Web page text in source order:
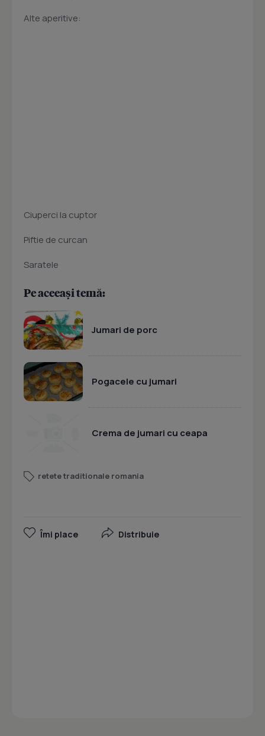
Alte aperitive:
Ciuperci la cuptor
Piftie de curcan
Saratele
Pe aceeași temă:
Jumari de porc
Pogacele cu jumari
Crema de jumari cu ceapa
retete traditionale romania
Îmi place Distribuie